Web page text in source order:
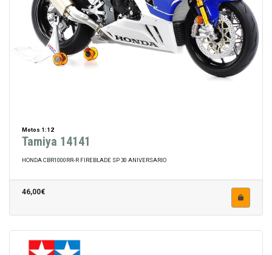
Motos 1:12
Tamiya 14141
HONDA CBR1000RR-R FIREBLADE SP 30 ANIVERSARIO
46,00€